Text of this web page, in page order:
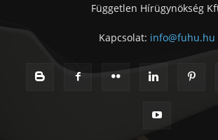
Független Hírügynökség
Kapcsolat: info@fuhu.hu